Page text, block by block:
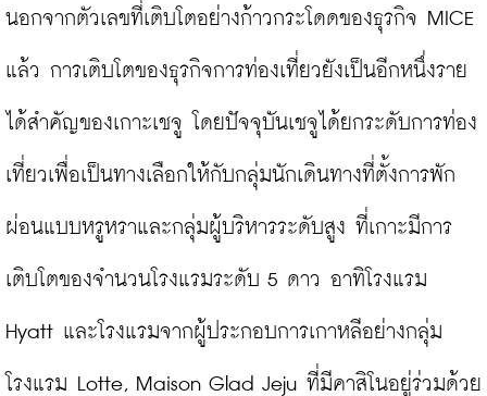
นอกจากตัวเลขที่เติบโตอย่างก้าวกระโดดของธุรกิจ MICE
แล้ว การเติบโตของธุรกิจการท่องเที่ยวยังเป็นอีกหนึ่งราย
ได้สำคัญของเกาะเชจู โดยปัจจุบันเชจูได้ยกระดับการท่อง
เที่ยวเพื่อเป็นทางเลือกให้กับกลุ่มนักเดินทางที่ตั้งการพัก
ผ่อนแบบหรูหราและกลุ่มผู้บริหารระดับสูง ที่เกาะมีการ
เติบโตของจำนวนโรงแรมระดับ 5 ดาว อาทิโรงแรม
Hyatt และโรงแรมจากผู้ประกอบการเกาหลีอย่างกลุ่ม
โรงแรม Lotte, Maison Glad Jeju ที่มีคาสิโนอยู่ร่วมด้วย